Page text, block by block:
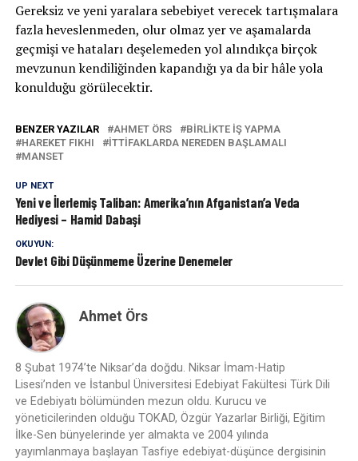
Gereksiz ve yeni yaralara sebebiyet verecek tartışmalara
fazla heveslenmeden, olur olmaz yer ve aşamalarda
geçmişi ve hataları deşelemeden yol alındıkça birçok
mevzunun kendiliğinden kapandığı ya da bir hâle yola
konulduğu görülecektir.
BENZER YAZILAR AHMET ÖRS
BIRLIKTE İŞ YAPMA
HAREKET FIKHI
İTTIFAKLARDA NEREDEN BAŞLAMALI
MANSET
UP NEXT
Yeni ve İlerlemiş Taliban: Amerika’nın Afganistan’a Veda
Hediyesi – Hamid Dabaşi
OKUYUN:
Devlet Gibi Düşünmeme Üzerine Denemeler
Ahmet Örs
8 Şubat 1974’te Niksar’da doğdu. Niksar İmam-Hatip
Lisesi’nden ve İstanbul Üniversitesi Edebiyat Fakültesi Türk Dili
ve Edebiyatı bölümünden mezun oldu. Kurucu ve
yöneticilerinden olduğu TOKAD, Özgür Yazarlar Birliği, Eğitim
İlke-Sen bünyelerinde yer almakta ve 2004 yılında
yayımlanmaya başlayan Tasfiye edebiyat-düşünce dergisinin